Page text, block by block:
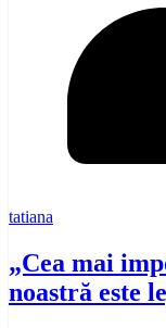
tatiana
„Cea mai
noastră este